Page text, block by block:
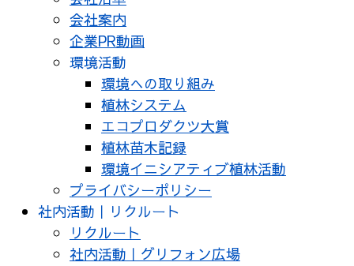
会社案内
企業PR動画
環境活動
環境への取り組み
植林システム
エコプロダクツ大賞
植林苗木記録
環境イニシアティブ植林活動
プライバシーポリシー
社内活動｜リクルート
リクルート
社内活動｜グリフォン広場